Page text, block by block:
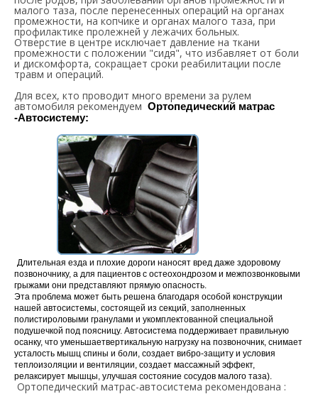
малого таза, после перенесенных операций на органах
промежности, на копчике и органах малого таза, при
профилактике пролежней у лежачих больных.
Отверстие в центре исключает давление на ткани
промежности с положении "сидя", что избавляет от боли
и дискомфорта, сокращает сроки реабилитации после
травм и операций.
Для всех, кто проводит много времени за рулем
автомобиля рекомендуем Ортопедический матрас
-Автосистему:
Длительная езда и плохие дороги наносят вред даже здоровому
позвоночнику, а для пациентов с остеохондрозом и межпозвонковыми
грыжами они представляют прямую опасность.
Эта проблема может быть решена благодаря особой конструкции
нашей автосистемы, состоящей из секций, заполненных
полистироловыми гранулами и укомплектованной специальной
подушечкой под поясницу. Автосистема поддерживает правильную
осанку, что уменьшаетвертикальную нагрузку на позвоночник, снимает
усталость мышц спины и боли, создает вибро-защиту и условия
теплоизоляции и вентиляции, создает массажный эффект,
релаксирует мышцы, улучшая состояние сосудов малого таза).
Ортопедический матрас-автосистема рекомендована :